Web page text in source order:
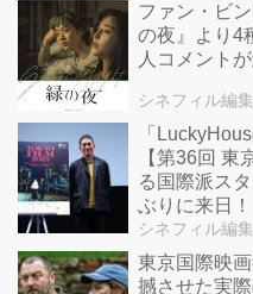
ファン・ビ
の夜』より4
人コメントが
シネフィル編
「
【第36回 東
る国際派ス
ぶりに来日！
シネフィル編
東京国際映
撼させた実